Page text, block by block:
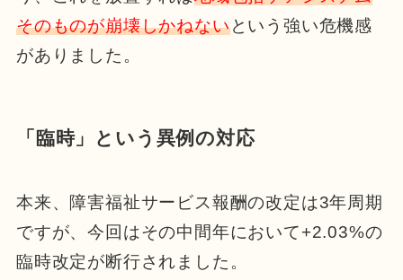
そのものが崩壊しかねないという強い危機感
がありました。
「臨時」という異例の対応
本来、障害福祉サービス報酬の改定は3年周期
ですが、今回はその中間年において+2.03%の
臨時改定が断行されました。